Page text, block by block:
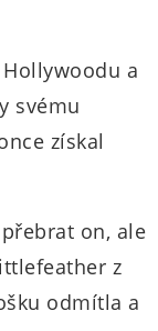
a
svému
získal
on, ale
z
odmítla a